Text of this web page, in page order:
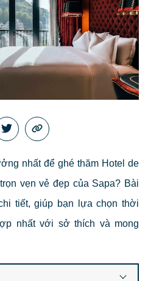
nhất để ghé thăm Hotel de
vẹn vẻ đẹp của Sapa? Bài
tiết, giúp bạn lựa chọn thời
nhất với sở thích và mong